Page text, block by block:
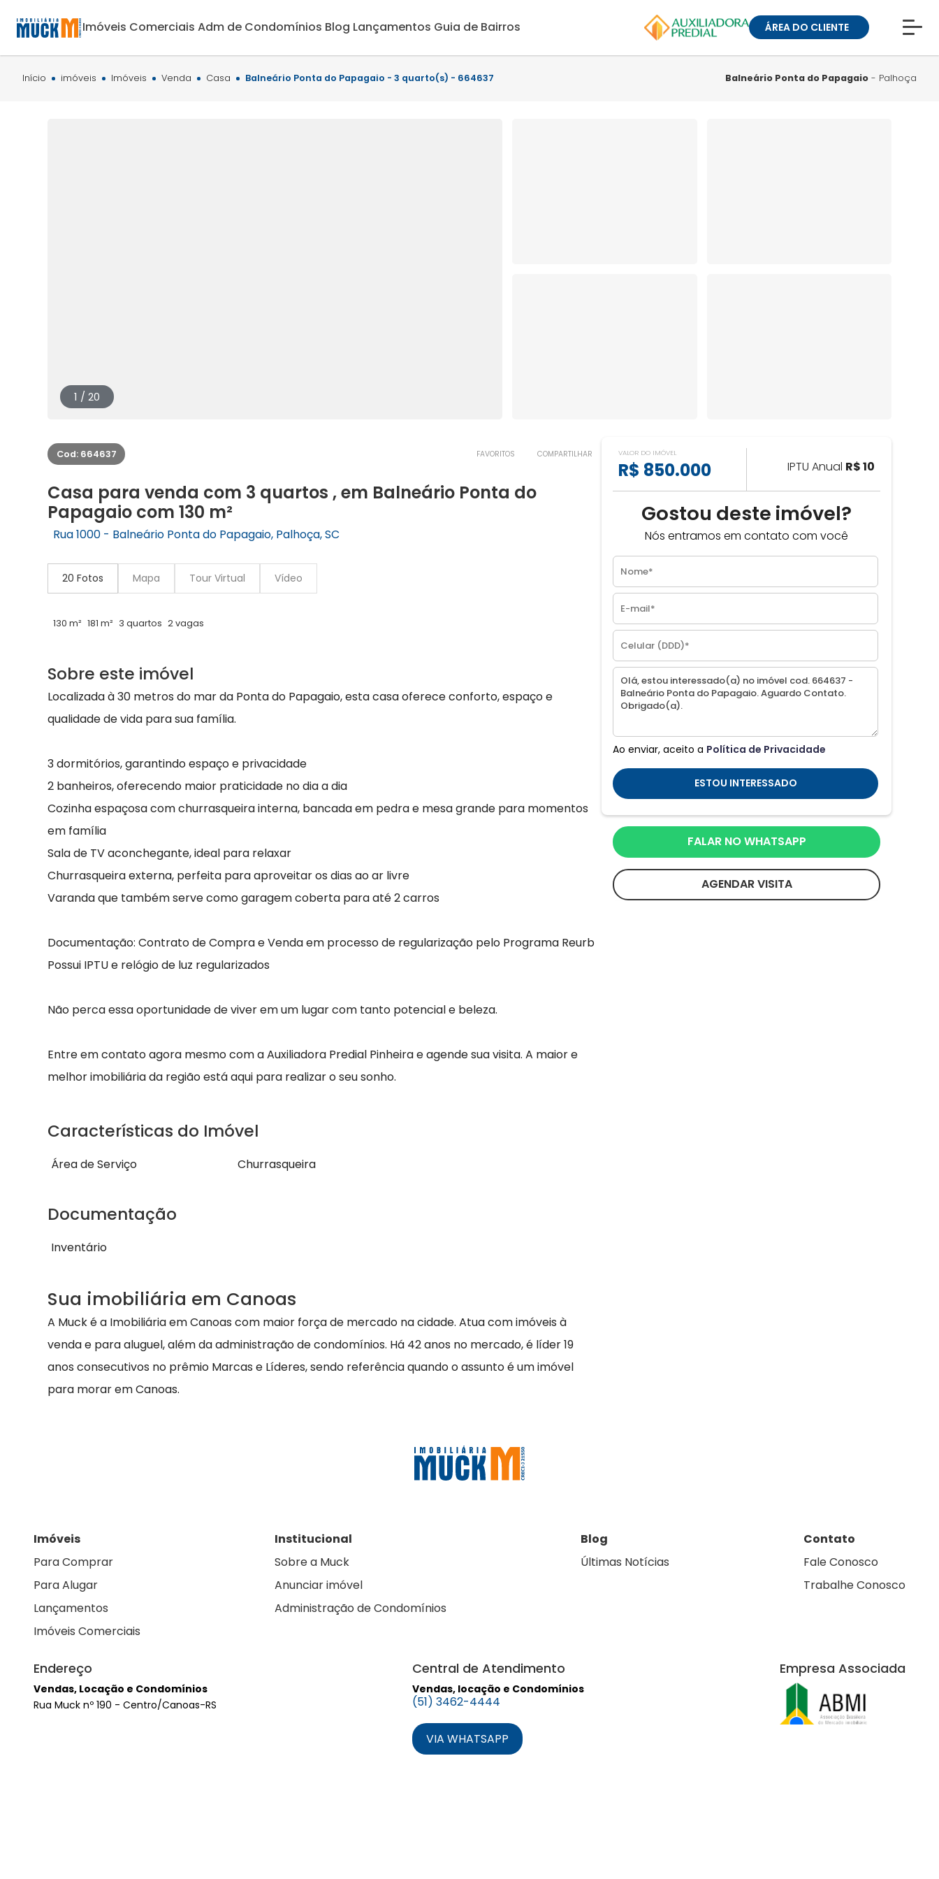
Imóveis Comerciais Adm de Condomínios Blog Lançamentos Guia de Bairros ÁREA DO CLIENTE
CONHEÇA A MUCK
BLOG
TRABALHE CONOSCO
Início imóveis Imóveis Venda Casa Balneário Ponta do Papagaio - 3 quarto(s) - 664637 Balneário Ponta do Papagaio - Palhoça
1 / 20
Cod: 664637 FAVORITOS COMPARTILHAR
Casa para venda com 3 quartos , em Balneário Ponta do
Papagaio com 130 m²
Rua 1000 - Balneário Ponta do Papagaio, Palhoça, SC
20 Fotos Mapa Tour Virtual Vídeo
130 m² 181 m² 3 quartos 2 vagas
Sobre este imóvel
Localizada à 30 metros do mar da Ponta do Papagaio, esta casa oferece conforto, espaço e
qualidade de vida para sua família.
3 dormitórios, garantindo espaço e privacidade
2 banheiros, oferecendo maior praticidade no dia a dia
Cozinha espaçosa com churrasqueira interna, bancada em pedra e mesa grande para momentos
em família
Sala de TV aconchegante, ideal para relaxar
Churrasqueira externa, perfeita para aproveitar os dias ao ar livre
Varanda que também serve como garagem coberta para até 2 carros
Documentação: Contrato de Compra e Venda em processo de regularização pelo Programa Reurb
Possui IPTU e relógio de luz regularizados
Não perca essa oportunidade de viver em um lugar com tanto potencial e beleza.
Entre em contato agora mesmo com a Auxiliadora Predial Pinheira e agende sua visita. A maior e
melhor imobiliária da região está aqui para realizar o seu sonho.
Características do Imóvel
Área de Serviço Churrasqueira
Documentação
Inventário
Sua imobiliária em Canoas
A Muck é a Imobiliária em Canoas com maior força de mercado na cidade. Atua com imóveis à
venda e para aluguel, além da administração de condomínios. Há 42 anos no mercado, é líder 19
anos consecutivos no prêmio Marcas e Líderes, sendo referência quando o assunto é um imóvel
para morar em Canoas.
VALOR DO IMÓVEL
R$ 850.000 IPTU Anual R$ 10
Gostou deste imóvel?
Nós entramos em contato com você
Ao enviar, aceito a Política de Privacidade
ESTOU INTERESSADO
FALAR NO WHATSAPP
AGENDAR VISITA
Imóveis
Para Comprar
Para Alugar
Lançamentos
Imóveis Comerciais
Institucional
Sobre a Muck
Anunciar imóvel
Administração de Condomínios
Blog
Últimas Notícias
Contato
Fale Conosco
Trabalhe Conosco
Endereço
Vendas, Locação e Condomínios
Rua Muck nº 190 - Centro/Canoas-RS
Central de Atendimento
Vendas, locação e Condomínios
(51) 3462-4444
VIA WHATSAPP
Empresa Associada